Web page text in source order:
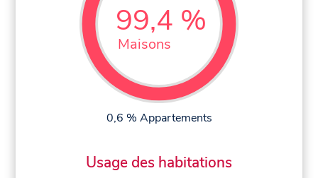
99,4 %
Maisons
0,6 % Appartements
Usage des habitations